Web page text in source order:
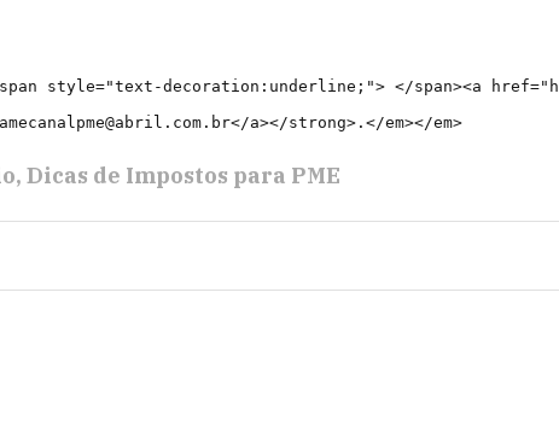
style="text-decoration:underline;"> </span><a
Dicas de Impostos para PME